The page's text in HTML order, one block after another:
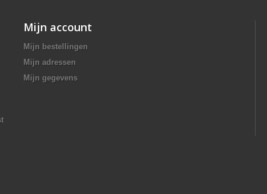
Mijn account
Mijn bestellingen
Mijn adressen
Mijn gegevens